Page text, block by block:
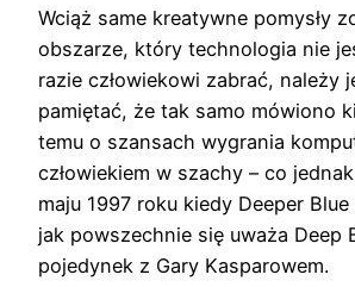
Wciąż same kreatywne pomysły
obszarze, który technologia nie
razie człowiekowi zabrać, należy
pamiętać, że tak samo mówiono
temu o szansach wygrania
człowiekiem w szachy – co
maju 1997 roku kiedy Deeper
jak powszechnie się uważa Deep
pojedynek z Gary Kasparowem.